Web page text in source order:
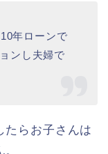
年ローンで
ンし夫婦で
たらお子さんは